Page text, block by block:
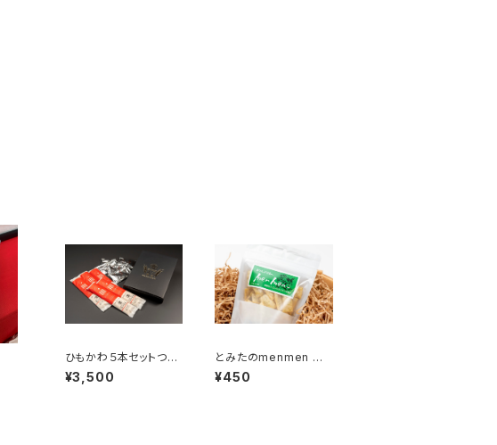
ひもかわ５本セットつゆ
付き (１０食分)
¥3,500
とみたのmenmen の
り塩
¥450